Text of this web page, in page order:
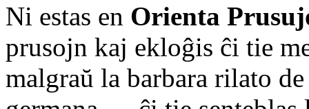
Ni estas en Orienta
prusojn kaj ekloĝis ĉi tie
malgraŭ la barbara rilato